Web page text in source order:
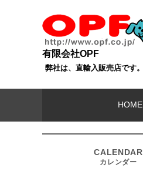
有限会社OPF
弊社は、直輸入販売店です。
HOME